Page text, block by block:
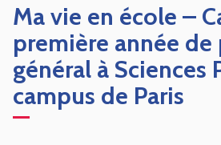
Ma vie en école –
première année
général à Sciences
campus de Paris